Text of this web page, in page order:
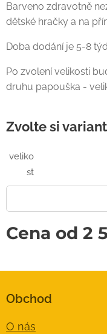
Barveno zdravotně
dětské hračky a na
Doba dodání je 5-8
Po zvolení velikosti
druhu papouška -
Zvolte si
veliko
st
Cena od 2
Obchod
O nás